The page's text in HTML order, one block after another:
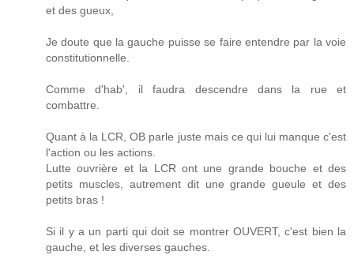
et des gueux,
Je doute que la gauche puisse se faire entendre par la voie
constitutionnelle.
Comme d'hab', il faudra descendre dans la rue et
combattre.
Quant à la LCR, OB parle juste mais ce qui lui manque c'est
l'action ou les actions.
Lutte ouvrière et la LCR ont une grande bouche et des
petits muscles, autrement dit une grande gueule et des
petits bras !
Si il y a un parti qui doit se montrer OUVERT, c'est bien la
gauche, et les diverses gauches.